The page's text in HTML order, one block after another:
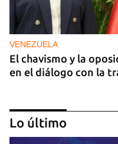
VENEZUELA
El chavismo y la
en el diálogo con la
Lo último